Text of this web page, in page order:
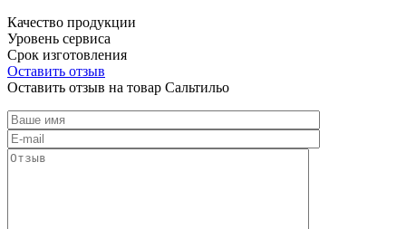
Качество продукции
Уровень сервиса
Срок изготовления
Оставить отзыв
Оставить отзыв на товар Сальтильо